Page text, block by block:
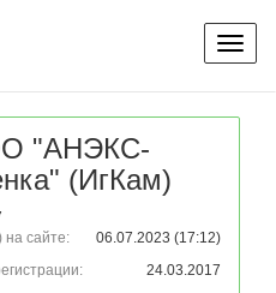
"АНЭКС-
(ИгКам)
на сайте:
06.07.2023 (17:12)
24.03.2017